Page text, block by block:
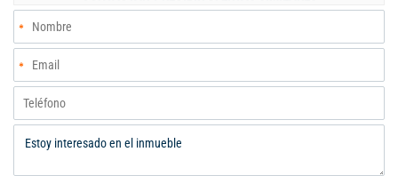
Residencial tiene: Salón social abierto en primer piso. Salón
social cerrado en segundo piso. Solarium en tercer nivel.
Piscina adultos y niños. Sauna. Baños. Ducha de Zona social.
Gimnasio. Senderos. Zona de juegos infantiles. Portería con
vigilancia privada 24/7 Parqueadero de Visitantes. Zona verde
interna. Zona verde externa Precio de Venta. $385´000.000
OBSERVACIONES: Está en Proceso de Legalización de la
Sucesión, por fallecimiento de la Propietar